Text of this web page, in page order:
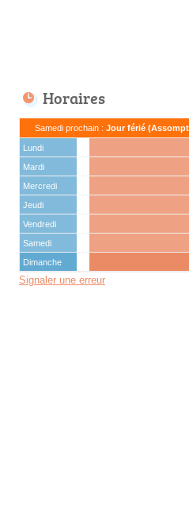
Horaires
Samedi prochain : Jour férié
Lundi
Mardi
Mercredi
Jeudi
Vendredi
Samedi
Dimanche
Signaler une erreur